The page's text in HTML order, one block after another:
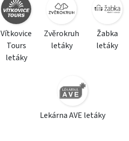
Vítkovice
Tours
letáky
Zvěrokruh
letáky
Žabka
letáky
Lekárna AVE letáky